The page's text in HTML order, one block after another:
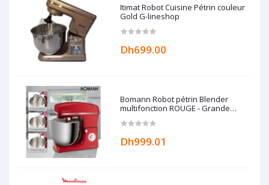
Itimat Robot Cuisine Pétrin couleur
Gold G-lineshop
Dh699.00
Bomann Robot pétrin Blender
multifonction ROUGE - Grande
Dh999.01